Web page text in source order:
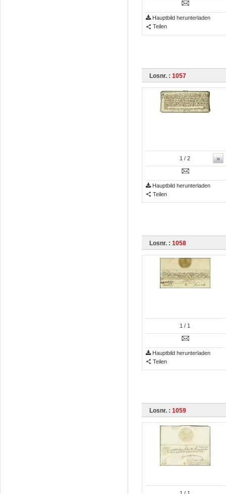
Hauptbild herunterladen
Teilen
Losnr. : 1057
»
1 / 2
Hauptbild herunterladen
Teilen
Losnr. : 1058
1 / 1
Hauptbild herunterladen
Teilen
Losnr. : 1059